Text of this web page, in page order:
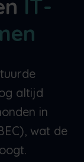
IT-
altijd
in
wat de